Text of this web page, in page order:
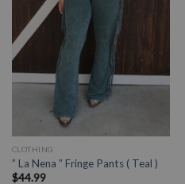
CLOTHING
” La Nena ” Fringe Pants ( Teal )
$44.99